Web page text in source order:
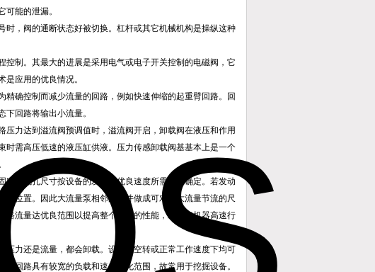
能的泄漏。
，阀的通断状态好被切换。杠杆或其它机械机构是操纵这种
制。其最大的进展是采用电气或电子开关控制的电磁阀，它
应用的优良情况。
确控制而减少流量的回路，例如快速伸缩的起重臂回路。回
回路将输出小流量。
力达到溢流阀预调值时，溢流阀开启，卸载阀在液压和作用
需高压低速的液压缸供液。压力传感卸载阀基基本上是一个
节流孔尺寸按设备的发动机优良速度所需流量确定。若发动
位置。因此大流量泵相邻的元件做成可对最大流量节流的尺
流量达优良范围以提高整个系统的性能，或限定机器高速行
力还是流量，都会卸载。设备在空转或正常工作速度下均可
回路具有较宽的负载和速度变化范围，故常用于挖掘设备。